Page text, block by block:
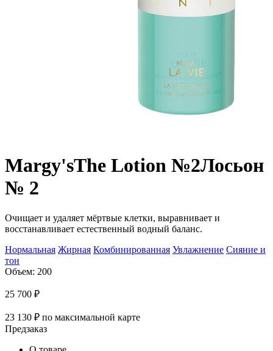
Margy'sThe Lotion №2Лосьон
№ 2
Очищает и удаляет мёртвые клетки, выравнивает и
восстанавливает естественный водный баланс.
Нормальная Жирная Комбинированная Увлажнение Сияние и
тон
Объем: 200
25 700 ₽
23 130 ₽ по максимальной карте
Предзаказ